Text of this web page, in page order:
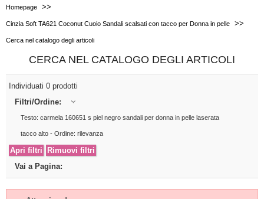
Homepage >>
Cinzia Soft TA621 Coconut Cuoio Sandali scalsati con tacco per Donna in pelle >>
Cerca nel catalogo degli articoli
CERCA NEL CATALOGO DEGLI ARTICOLI
Individuati 0 prodotti
Filtri/Ordine:
Testo: carmela 160651 s piel negro sandali per donna in pelle laserata
tacco alto - Ordine: rilevanza
Vai a Pagina: